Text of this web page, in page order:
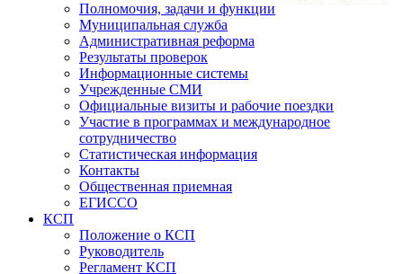
Полномочия, задачи и функции
Муниципальная служба
Административная реформа
Результаты проверок
Информационные системы
Учрежденные СМИ
Официальные визиты и рабочие поездки
Участие в программах и международное
сотрудничество
Статистическая информация
Контакты
Общественная приемная
ЕГИССО
КСП
Положение о КСП
Руководитель
Регламент КСП